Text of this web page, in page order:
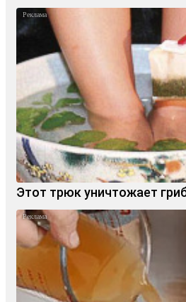
Этот трюк уничтожает